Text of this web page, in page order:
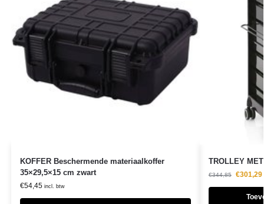
KOFFER Beschermende materiaalkoffer
35×29,5×15 cm zwart
€54,45 incl. btw
TROLLEY
€344,85 €301,29